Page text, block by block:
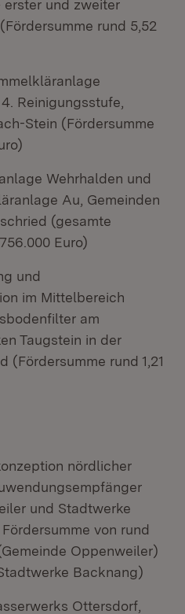
erster und zweiter
rund 5,52
Reinigungsstufe,
Stein (Fördersumme
Wehrhalden und
Au, Gemeinden
(gesamte
Euro)
und
im Mittelbereich
am
Taugstein in der
(Fördersumme rund 1,21
nördlicher
und Stadtwerke
von rund
Oppenweiler)
Backnang)
Ottersdorf,